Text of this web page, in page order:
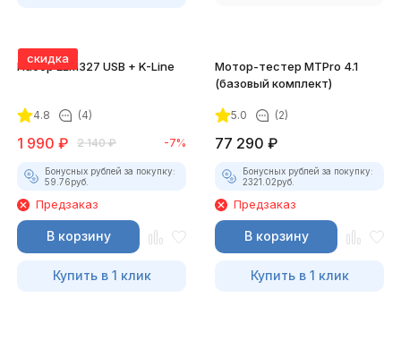
скидка
Набор ELM327 USB + K-Line
4.8 (4)
1 990 ₽ 2 140 ₽ -7%
Бонусных рублей за покупку:
59.76руб.
Предзаказ
В корзину
Купить в 1 клик
Мотор-тестер MTPro 4.1
(базовый комплект)
5.0 (2)
77 290 ₽
Бонусных рублей за покупку:
2321.02руб.
Предзаказ
В корзину
Купить в 1 клик